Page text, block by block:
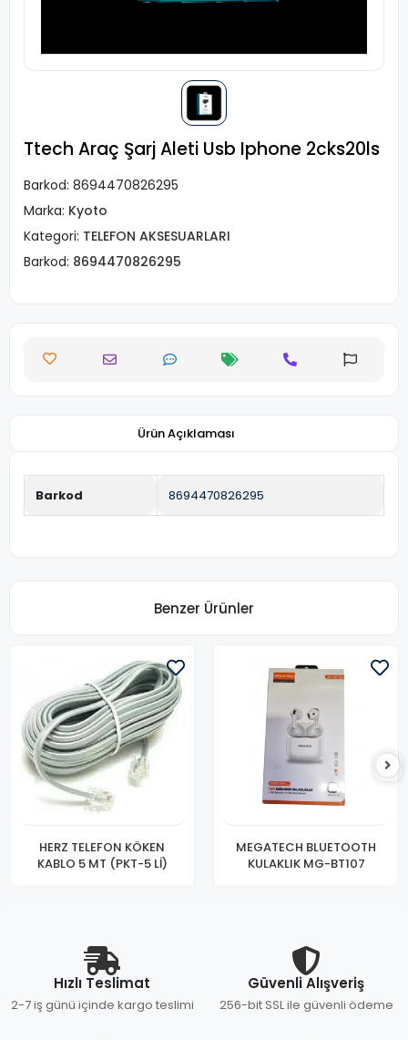
Ttech Araç Şarj Aleti Usb Iphone 2cks20ls
Barkod: 8694470826295
Marka: Kyoto
Kategori: TELEFON AKSESUARLARI
Barkod: 8694470826295
Ürün Açıklaması
Barkod 8694470826295
Benzer Ürünler
HERZ TELEFON KÖKEN
KABLO 5 MT (PKT-5 Lİ)
MEGATECH BLUETOOTH
KULAKLIK MG-BT107
Hızlı Teslimat
2-7 iş günü içinde kargo teslimi
Güvenli Alışveriş
256-bit SSL ile güvenli ödeme